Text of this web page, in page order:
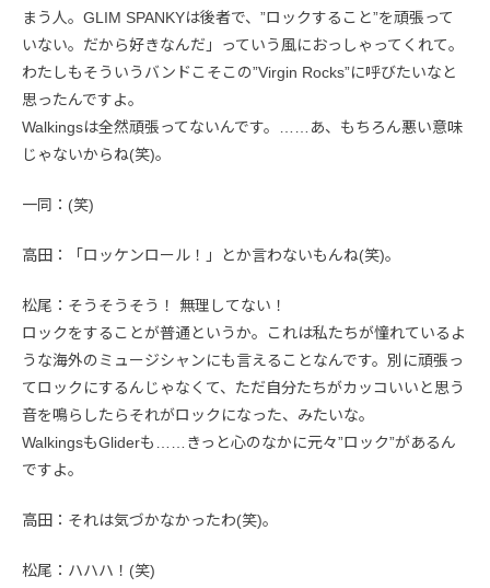
まう人。GLIM SPANKYは後者で、”ロックすること”を頑張って
いない。だから好きなんだ」っていう風におっしゃってくれて。
わたしもそういうバンドこそこの”Virgin Rocks”に呼びたいなと
思ったんですよ。
Walkingsは全然頑張ってないんです。……あ、もちろん悪い意味
じゃないからね(笑)。
一同：(笑)
高田：「ロッケンロール！」とか言わないもんね(笑)。
松尾：そうそうそう！ 無理してない！
ロックをすることが普通というか。これは私たちが憧れているよ
うな海外のミュージシャンにも言えることなんです。別に頑張っ
てロックにするんじゃなくて、ただ自分たちがカッコいいと思う
音を鳴らしたらそれがロックになった、みたいな。
WalkingsもGliderも……きっと心のなかに元々”ロック”があるん
ですよ。
高田：それは気づかなかったわ(笑)。
松尾：ハハハ！(笑)